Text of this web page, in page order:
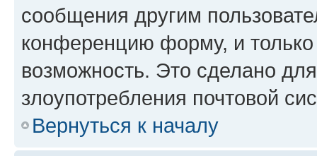
сообщения другим
конференцию форму, и
возможность. Это сделано
злоупотребления почтовой
Вернуться к началу